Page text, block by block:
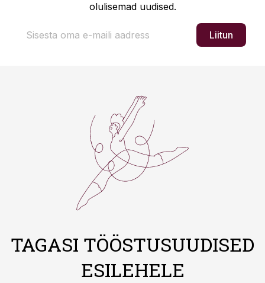
olulisemad uudised.
Liitun
TAGASI TÖÖSTUSUUDISED
ESILEHELE